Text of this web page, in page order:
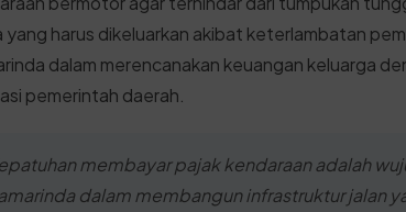
yang harus dikeluarkan akibat keterlambatan
dalam merencanakan keuangan keluarga
pemerintah daerah.
membayar pajak kendaraan adalah
dalam membangun infrastruktur jalan